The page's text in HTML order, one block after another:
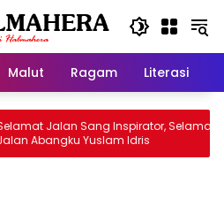
Malut Ragam Literasi
Jalan Sang Inspirator, Selamat
Yuslam Idris